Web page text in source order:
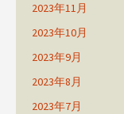
2023年11月
2023年10月
2023年9月
2023年8月
2023年7月